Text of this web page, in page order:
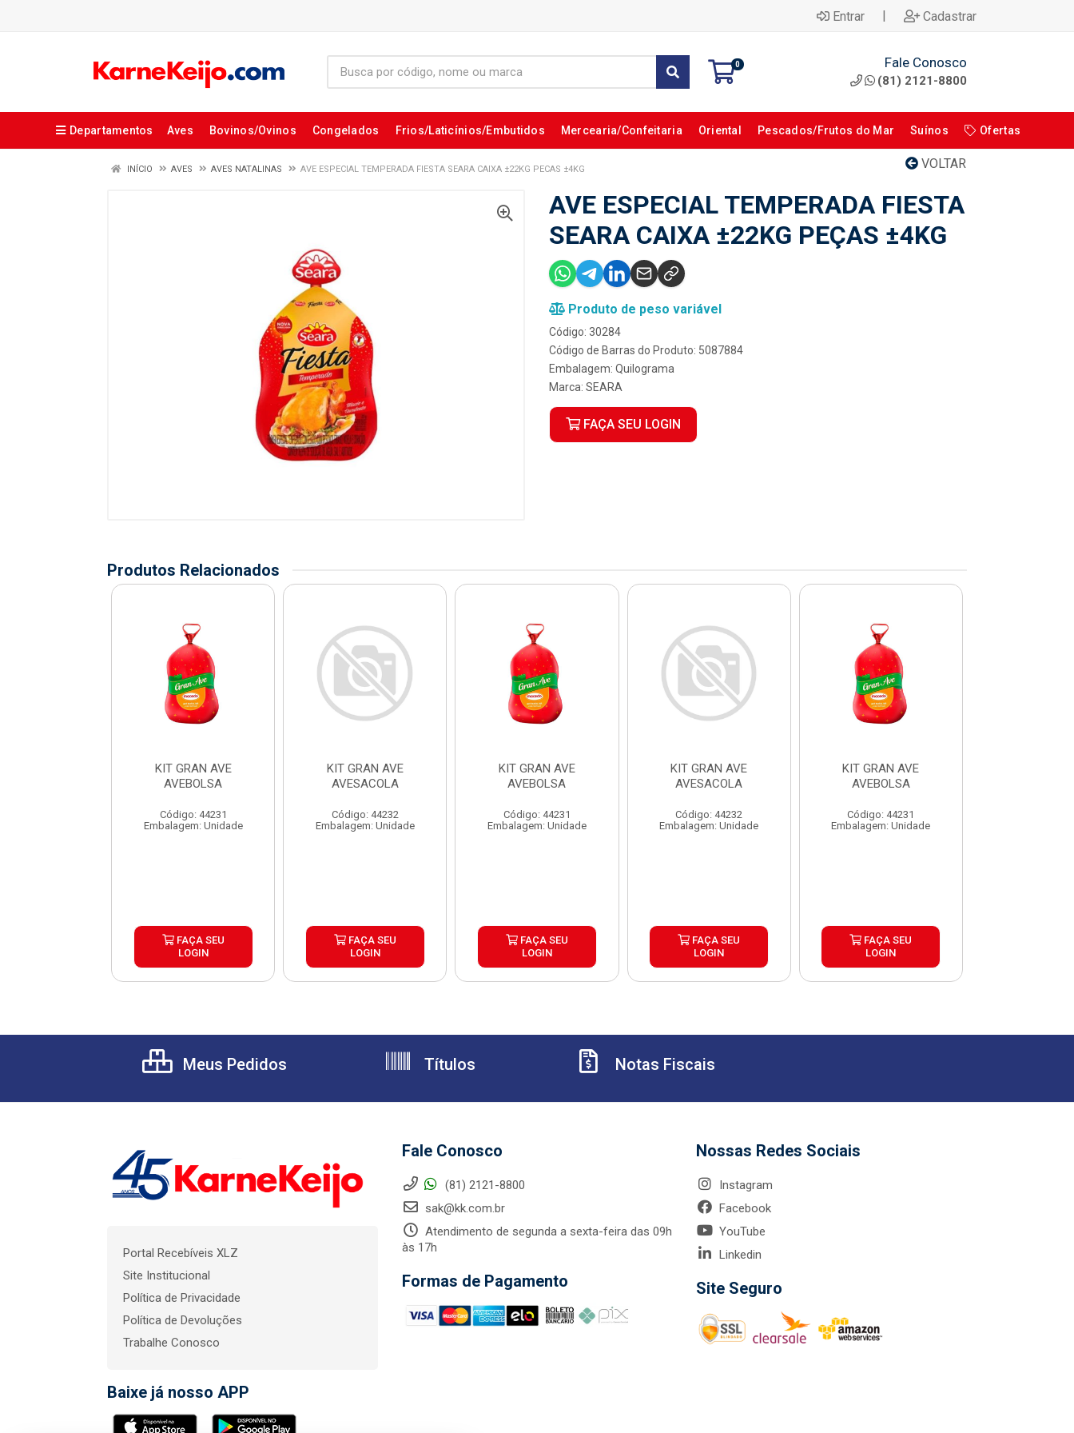
Entrar | Cadastrar
0 Fale Conosco
(81) 2121-8800
Departamentos Aves Bovinos/Ovinos Congelados Frios/Laticínios/Embutidos Mercearia/Confeitaria Oriental Pescados/Frutos do Mar Suínos Ofertas
VOLTAR
INÍCIO AVES AVES NATALINAS AVE ESPECIAL TEMPERADA FIESTA SEARA CAIXA ±22KG PECAS ±4KG
AVE ESPECIAL TEMPERADA FIESTA
SEARA CAIXA ±22KG PEÇAS ±4KG
Produto de peso variável
Código: 30284
Código de Barras do Produto: 5087884
Embalagem: Quilograma
Marca: SEARA
FAÇA SEU LOGIN
Produtos Relacionados
KIT GRAN AVE
AVEBOLSA
Código: 44231
Embalagem: Unidade
FAÇA SEU
LOGIN
KIT GRAN AVE
AVESACOLA
Código: 44232
Embalagem: Unidade
FAÇA SEU
LOGIN
KIT GRAN AVE
AVEBOLSA
Código: 44231
Embalagem: Unidade
FAÇA SEU
LOGIN
KIT GRAN AVE
AVESACOLA
Código: 44232
Embalagem: Unidade
FAÇA SEU
LOGIN
KIT GRAN AVE
AVEBOLSA
Código: 44231
Embalagem: Unidade
FAÇA SEU
LOGIN
Meus Pedidos Títulos Notas Fiscais
Portal Recebíveis XLZ
Site Institucional
Política de Privacidade
Política de Devoluções
Trabalhe Conosco
Baixe já nosso APP
Fale Conosco
(81) 2121-8800
sak@kk.com.br
Atendimento de segunda a sexta-feira das 09h
às 17h
Formas de Pagamento
Nossas Redes Sociais
Instagram
Facebook
YouTube
Linkedin
Site Seguro